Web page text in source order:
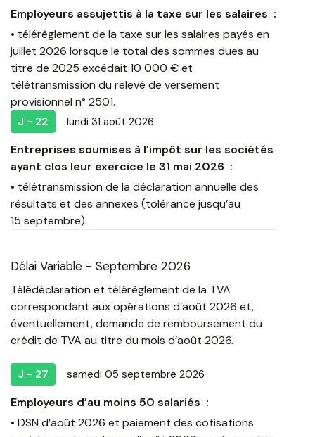
Employeurs assujettis à la taxe sur les salaires :
• télérèglement de la taxe sur les salaires payés en
juillet 2026 lorsque le total des sommes dues au
titre de 2025 excédait 10 000 € et
télétransmission du relevé de versement
provisionnel n° 2501.
J - 22
lundi 31 août 2026
Entreprises soumises à l’impôt sur les sociétés
ayant clos leur exercice le 31 mai 2026 :
• télétransmission de la déclaration annuelle des
résultats et des annexes (tolérance jusqu’au
15 septembre).
Délai Variable - Septembre 2026
Télédéclaration et télérèglement de la TVA
correspondant aux opérations d’août 2026 et,
éventuellement, demande de remboursement du
crédit de TVA au titre du mois d’août 2026.
J - 27 samedi 05 septembre 2026
Employeurs d’au moins 50 salariés :
• DSN d’août 2026 et paiement des cotisations